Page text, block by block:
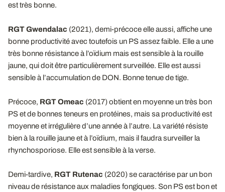
est très bonne.
RGT Gwendalac (2021), demi-précoce elle aussi, affiche une
bonne productivité avec toutefois un PS assez faible. Elle a une
très bonne résistance à l’oïdium mais est sensible à la rouille
jaune, qui doit être particulièrement surveillée. Elle est aussi
sensible à l’accumulation de DON. Bonne tenue de tige.
Précoce, RGT Omeac (2017) obtient en moyenne un très bon
PS et de bonnes teneurs en protéines, mais sa productivité est
moyenne et irrégulière d’une année à l’autre. La variété résiste
bien à la rouille jaune et à l’oïdium, mais il faudra surveiller la
rhynchosporiose. Elle est sensible à la verse.
Demi-tardive, RGT Rutenac (2020) se caractérise par un bon
niveau de résistance aux maladies fongiques. Son PS est bon et